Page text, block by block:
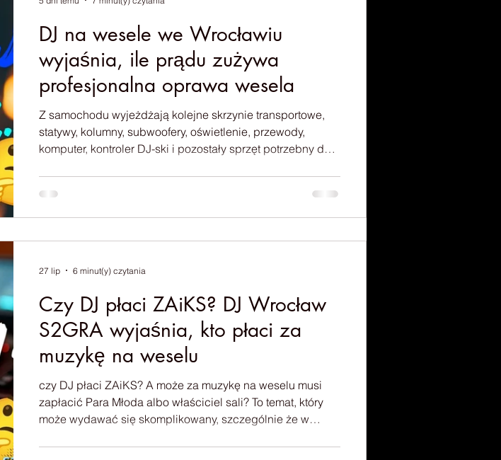
DJ na wesele we Wrocławiu
wyjaśnia, ile prądu zużywa
profesjonalna oprawa wesela
Z samochodu wyjeżdżają kolejne skrzynie transportowe,
statywy, kolumny, subwoofery, oświetlenie, przewody,
komputer, kontroler DJ-ski i pozostały sprzęt potrzebny do
jest ci potrzebne? Po chwili pada kolejne pytanie: A ile
prądu to wszystko zużywa? Przyznam, że słyszę te pytania
Czy DJ płaci ZAiKS? DJ Wrocław
S2GRA wyjaśnia, kto płaci za
muzykę na weselu
czy DJ płaci ZAiKS? A może za muzykę na weselu musi
zapłacić Para Młoda albo właściciel sali? To temat, który
może wydawać się skomplikowany, szczególnie że w
27 lip 6 minut(y) czytania